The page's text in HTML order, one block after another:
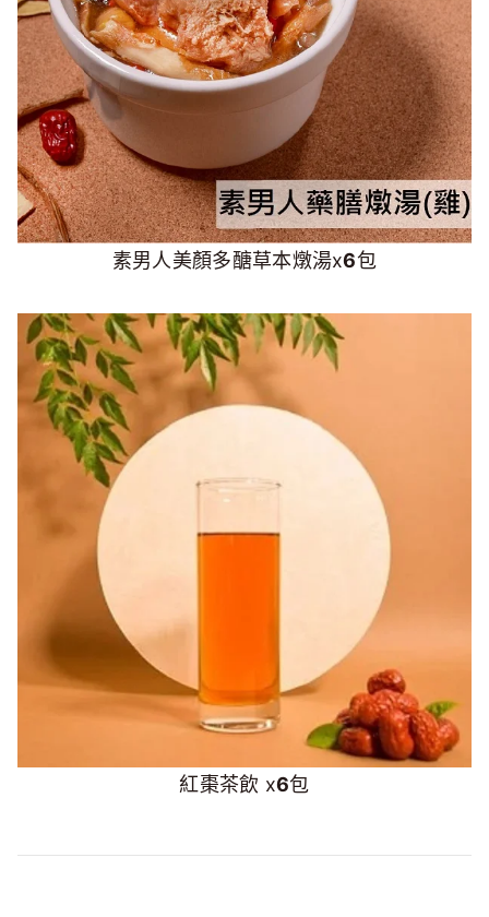
素男人美顏多醣草本燉湯x6包
紅棗茶飲 x6包